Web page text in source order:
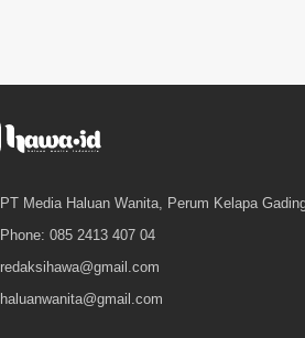
PT Media Haluan Wanita, Perum Kelapa
Phone: 085 2413 407 04
redaksihawa@gmail.com
haluanwanita@gmail.com